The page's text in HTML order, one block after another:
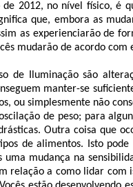
2012, no nível físico, é
que, embora as
as experienciarão de
mudarão de acordo com
de Iluminação são
manter-se
ou simplesmente não
de peso; para
Outra coisa que
de alimentos. Isto pode
mudança na
relação a como lidar com